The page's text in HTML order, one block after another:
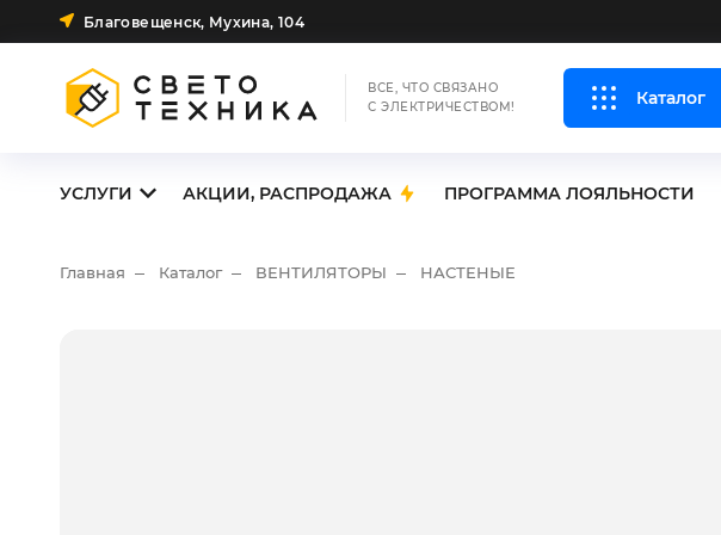
Благовещенск, Мухина, 104
ВСЕ, ЧТО СВЯЗАНО
С ЭЛЕКТРИЧЕСТВОМ!
Каталог
УСЛУГИ АКЦИИ, РАСПРОДАЖА ПРОГРАММА ЛОЯЛЬНОСТИ
Главная Каталог ВЕНТИЛЯТОРЫ НАСТЕНЫЕ